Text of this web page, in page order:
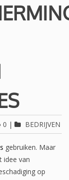
0 | BEDRIJVEN
gebruiken. Maar
idee van
op